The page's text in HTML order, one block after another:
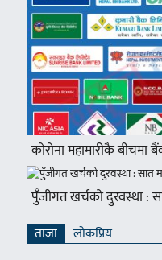
कोरोना महामारीकै बीचमा
पुँजीगत खर्चको दुरवस्था :
ताजा लाेकप्रिय